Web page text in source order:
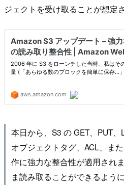
ジェクトを受け取ることが想定
本日から、S3 の GET、PUT
オブジェクトタグ、ACL、ま
作に強力な整合性が適用され
ま読み取ることができるよう